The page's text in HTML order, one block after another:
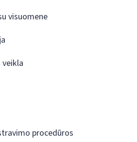
visuomene
procedūros